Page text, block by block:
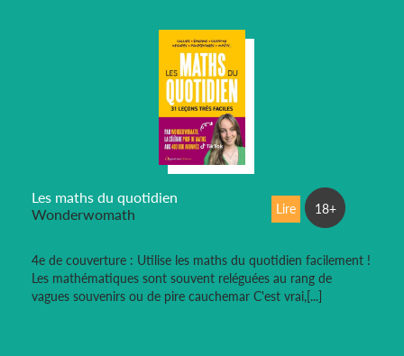
Les maths du quotidien
Wonderwomath
4e de couverture : Utilise les maths du quotidien facilement !
Les mathématiques sont souvent reléguées au rang de
vagues souvenirs ou de pire cauchemar C'est vrai,[...]
Lire 18+